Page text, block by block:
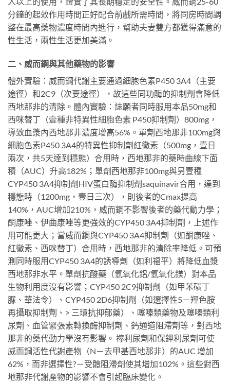
分鐘的起效作用時間正好配合前戲所需時間，將同房時間調
整在最高藥物濃度時間內進行，幫助夫妻雙方都獲得滿意的
性生活，兩性生活更加美滿。
二、威而鋼與其他藥物的影響
體外實驗：威而鋼代謝主要通過細胞色素P450 3A4（主要
途徑）和2C9（次要途徑），故這些同功酶的抑制劑會降低
西地那非的清除。體內實驗：誌願者同時服用本品50mg和
西咪替丁（壹種非特異性細胞色素 P450抑制劑）800mg，
導致血漿內西地那非濃度增高56%。單劑西地那非100mg與
細胞色素P450 3A4的特異性抑制劑紅黴素（500mg，壹日
兩次，共5天達到穩態）合用時，西地那非的藥時曲線下面
積（AUC）升高182%；單劑西地那非100mg與另壹種
CYP450 3A4抑制劑HIV蛋白酶抑制劑saquinavir合用，達到
穩態時（1200mg，壹日三次），則後者的Cmax提高
140%，AUC增加210%，威而鋼不影響後者的藥代動力學；
酮康唑、伊曲康唑等更強效的CYP450 3A4抑制劑，上述作
用可能更大；當威而鋼與CYP450 3A4抑制劑（如酮康唑、
紅黴素、西咪替丁）合用時，西地那非的清除率降低。可預
測同時服用CYP450 3A4的誘導劑（如利福平）將降低血漿
西地那非水平。單劑抗酸藥（氫氧化鋁/氫氧化鎂）對本品
生物利用度沒有影響；CYP450 2C9抑制劑（如甲苯磺丁
脲、華法令）、CYP450 2D6抑制劑（如選擇性5－羥色胺
再攝取抑制劑、> 三環抗抑郁藥）、噻嗪類藥物及噻嗪類利
尿劑、血管緊張素轉換酶抑制劑、鈣通道阻滯劑等，對西地
那非的藥代動力學沒有影響。 襻利尿劑和保鉀利尿劑可使
威而鋼活性代謝產物（N－去甲基西地那非）的AUC 增加
62%，而非選擇性?－受體阻滯劑使其增加102%。這些對西
地那非代謝產物的影響不會引起臨床變化。